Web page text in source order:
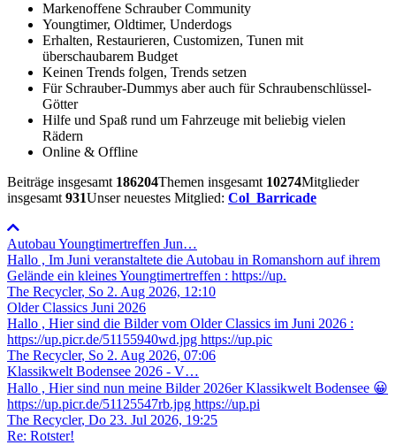
Markenoffene Schrauber Community
Youngtimer, Oldtimer, Underdogs
Erhalten, Restaurieren, Customizen, Tunen mit
überschaubarem Budget
Keinen Trends folgen, Trends setzen
Für Schrauber-Dummys aber auch für Schraubenschlüssel-
Götter
Hilfe und Spaß rund um Fahrzeuge mit beliebig vielen
Rädern
Online & Offline
Beiträge insgesamt 186204Themen insgesamt 10274Mitglieder
insgesamt 931Unser neuestes Mitglied: Col_Barricade
Autobau Youngtimertreffen Jun…
Hallo , Im Juni veranstaltete die Autobau in Romanshorn auf ihrem
Gelände ein kleines Youngtimertreffen : https://up.
The Recycler, So 2. Aug 2026, 12:10
Older Classics Juni 2026
​Hallo , Hier sind die Bilder vom Older Classics im Juni 2026 :
https://up.picr.de/51155940wd.jpg https://up.pic
The Recycler, So 2. Aug 2026, 07:06
Klassikwelt Bodensee 2026 - V…
Hallo , Hier sind nun meine Bilder 2026er Klassikwelt Bodensee 😀
https://up.picr.de/51125547rb.jpg https://up.pi
The Recycler, Do 23. Jul 2026, 19:25
Re: Rotster!